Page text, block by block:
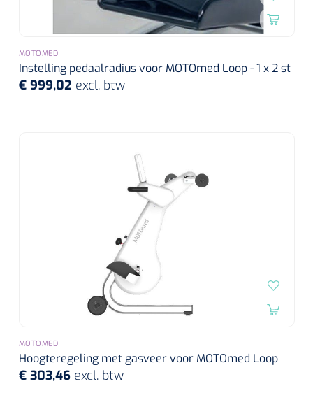
MOTOMED
Instelling pedaalradius voor MOTOmed Loop - 1 x 2 st
€ 999,02 excl. btw
MOTOMED
Hoogteregeling met gasveer voor MOTOmed Loop
€ 303,46 excl. btw